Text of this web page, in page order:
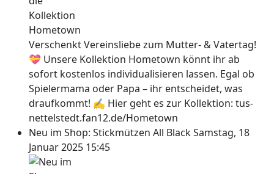
Verschenkt Vereinsliebe zum Mutter- & Vatertag!
💝 Unsere Kollektion Hometown könnt ihr ab
sofort kostenlos individualisieren lassen. Egal ob
Spielermama oder Papa – ihr entscheidet, was
draufkommt! ✍ Hier geht es zur Kollektion: tus-
nettelstedt.fan12.de/Hometown
Neu im Shop: Stickmützen All BlackSamstag, 18
Januar 2025 15:45